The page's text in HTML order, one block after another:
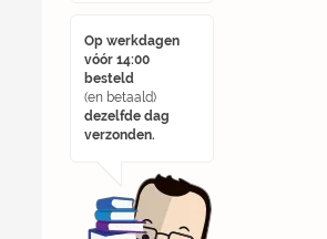
Op werkdagen
vóór 14:00
besteld
(en betaald)
dezelfde dag
verzonden.